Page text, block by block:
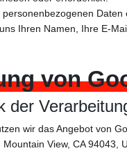
Ihren Namen, Ihre E-
von
der
wir das Angebot von
View, CA 94043,